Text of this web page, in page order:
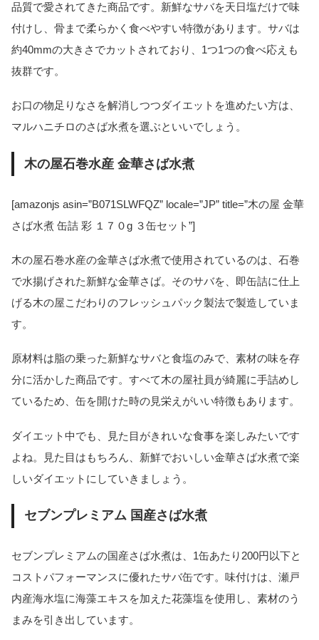
品質で愛されてきた商品です。新鮮なサバを天日塩だけで味
付けし、骨まで柔らかく食べやすい特徴があります。サバは
約40mmの大きさでカットされており、1つ1つの食べ応えも
抜群です。
お口の物足りなさを解消しつつダイエットを進めたい方は、
マルハニチロのさば水煮を選ぶといいでしょう。
木の屋石巻水産 金華さば水煮
[amazonjs asin=”B071SLWFQZ” locale=”JP” title=”木の屋 金華
さば水煮 缶詰 彩 １７０g ３缶セット”]
木の屋石巻水産の金華さば水煮で使用されているのは、石巻
で水揚げされた新鮮な金華さば。そのサバを、即缶詰に仕上
げる木の屋こだわりのフレッシュパック製法で製造していま
す。
原材料は脂の乗った新鮮なサバと食塩のみで、素材の味を存
分に活かした商品です。すべて木の屋社員が綺麗に手詰めし
ているため、缶を開けた時の見栄えがいい特徴もあります。
ダイエット中でも、見た目がきれいな食事を楽しみたいです
よね。見た目はもちろん、新鮮でおいしい金華さば水煮で楽
しいダイエットにしていきましょう。
セブンプレミアム 国産さば水煮
セブンプレミアムの国産さば水煮は、1缶あたり200円以下と
コストパフォーマンスに優れたサバ缶です。味付けは、瀬戸
内産海水塩に海藻エキスを加えた花藻塩を使用し、素材のう
まみを引き出しています。